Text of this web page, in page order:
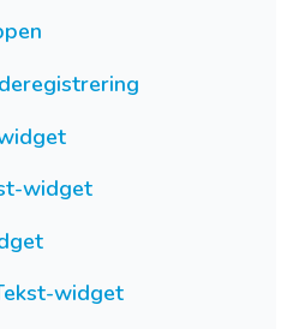
widget
widget